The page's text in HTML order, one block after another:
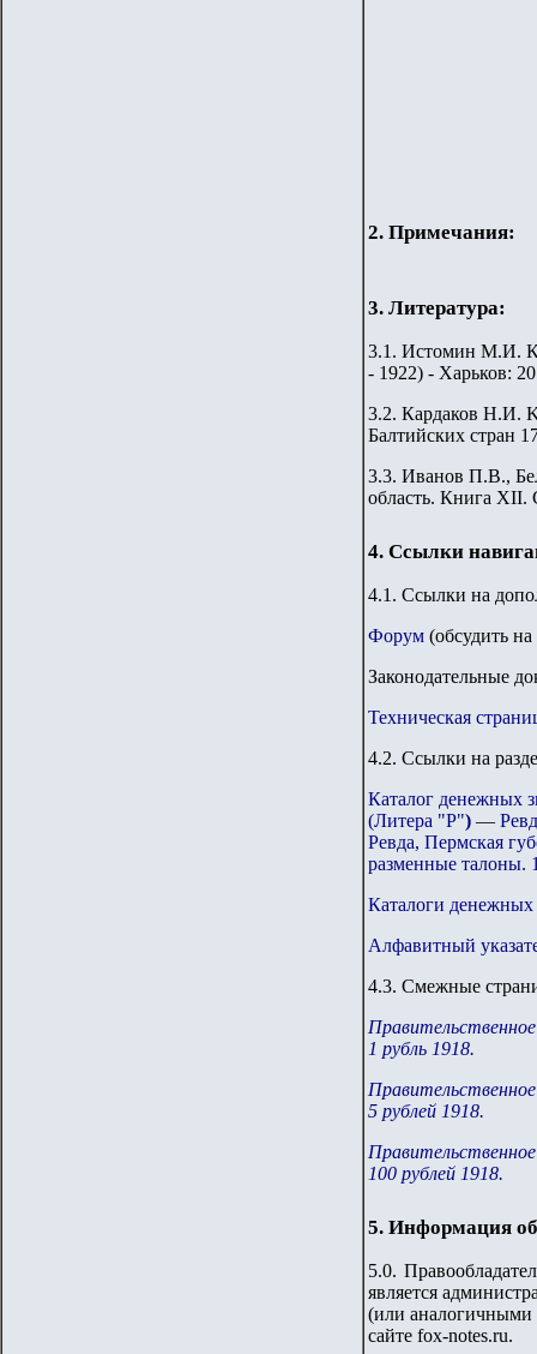
2. Примечания:
3. Литература:
3.1. Истомин М.И.
- 1922) - Харьков:
3.2. Кардаков Н.И.
Балтийских стран
3.3. Иванов П.В.,
область. Книга XII.
4. Ссылки
4.1. Ссылки на
Форум (обсудить
Законодательные
Техническая
4.2. Ссылки на
Каталог денежных
(Литера "Р") —
Ревда, Пермская
разменные талоны.
Каталоги
Алфавитный
4.3. Смежные
1 рубль 1918.
5 рублей 1918.
100 рублей 1918.
5. Информация
5.0.
является
(или аналогичными
сайте fox-notes.ru.